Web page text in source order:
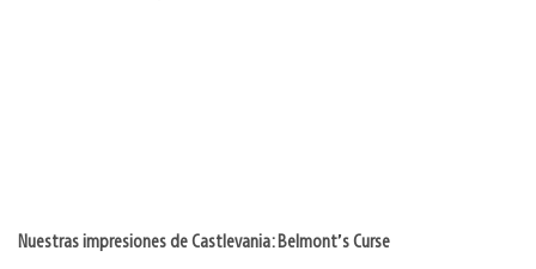
Nuestras impresiones de Castlevania: Belmont’s Curse